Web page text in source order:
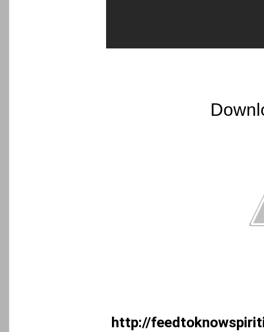
http://